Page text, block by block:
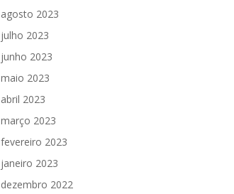
agosto 2023
julho 2023
junho 2023
maio 2023
abril 2023
março 2023
fevereiro 2023
janeiro 2023
dezembro 2022